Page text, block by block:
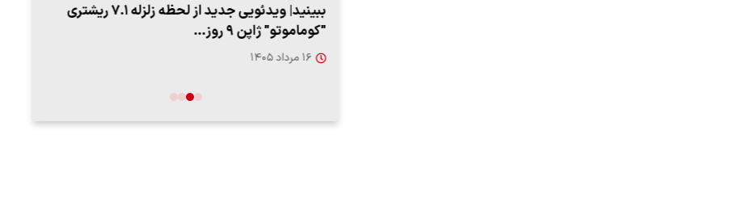
ببینید| روایت رئیس جمهور از لحظه حمله به بیت
رهبری
۱۴ مرداد ۱۴۰۵